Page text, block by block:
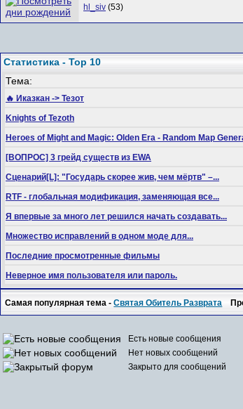
hl_siv (53)
Статистика - Top 10
Тема:
🔥 Иказкан -> Тезот
Knights of Tezoth
Heroes of Might and Magic: Olden Era - Random Map
[ВОПРОС] 3 грейд существ из EWA
Сценарий[L]: "Государь скорее жив, чем мёртв" –...
RTF - глобальная модификация, заменяющая все...
Я впервые за много лет решился начать создавать...
Множество исправлений в одном моде для...
Последние просмотренные фильмы
Неверное имя пользователя или пароль.
Самая популярная тема -Святая Обитель Разврата
Есть новые сообщения
Нет новых сообщений
Закрыто для сообщений